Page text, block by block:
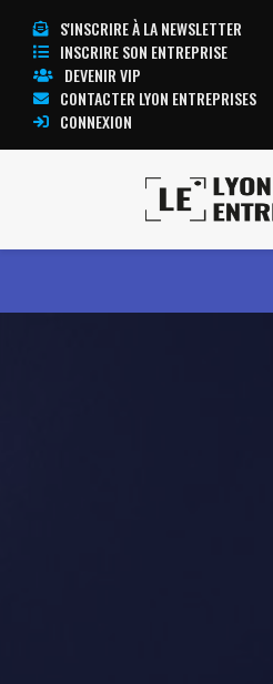
S'INSCRIRE À LA NEWSLETTER
INSCRIRE SON ENTREPRISE
DEVENIR VIP
CONTACTER LYON ENTREPRISES
CONNEXION